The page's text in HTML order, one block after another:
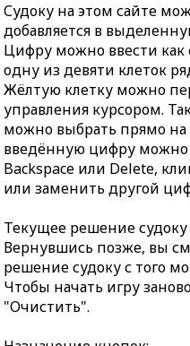
Судоку на этом сайте
добавляется в
Цифру можно ввести как
одну из девяти клеток
Жёлтую клетку можно
управления курсором.
можно выбрать прямо
введённую цифру
Backspace или Delete,
или заменить другой
Текущее решение судоку
Вернувшись позже, вы
решение судоку с того
Чтобы начать игру
"Очистить".